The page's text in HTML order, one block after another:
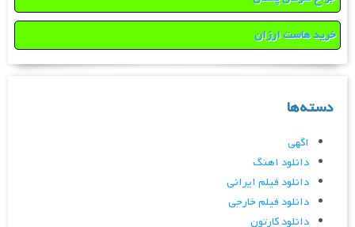
خرید هاست ارزان
دسته‌ها
اگهی
دانلود اهنگ
دانلود فیلم ایرانی
دانلود فیلم خارجی
دانلود کارتون